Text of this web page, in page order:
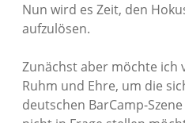
Nun wird es Zeit, den
aufzulösen.
Zunächst aber möchte ich
Ruhm und Ehre, um die
deutschen BarCamp-